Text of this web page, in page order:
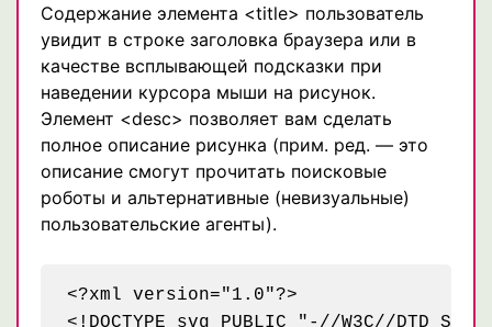
Содержание элемента <title> пользователь
увидит в строке заголовка браузера или в
качестве всплывающей подсказки при
наведении курсора мыши на рисунок.
Элемент <desc> позволяет вам сделать
полное описание рисунка (прим. ред. — это
описание смогут прочитать поисковые
роботы и альтернативные (невизуальные)
пользовательские агенты).
<?xml version="1.0"?>
<!DOCTYPE svg PUBLIC "-//W3C//DTD